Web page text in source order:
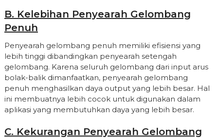
B. Kelebihan Penyearah Gelombang
Penuh
Penyearah gelombang penuh memiliki efisiensi yang
lebih tinggi dibandingkan penyearah setengah
gelombang. Karena seluruh gelombang dari input arus
bolak-balik dimanfaatkan, penyearah gelombang
penuh menghasilkan daya output yang lebih besar. Hal
ini membuatnya lebih cocok untuk digunakan dalam
aplikasi yang membutuhkan daya yang lebih besar.
C. Kekurangan Penyearah Gelombang